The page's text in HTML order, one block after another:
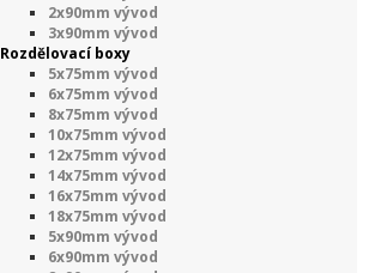
2x90mm vývod
3x90mm vývod
Rozdělovací boxy
5x75mm vývod
6x75mm vývod
8x75mm vývod
10x75mm vývod
12x75mm vývod
14x75mm vývod
16x75mm vývod
18x75mm vývod
5x90mm vývod
6x90mm vývod